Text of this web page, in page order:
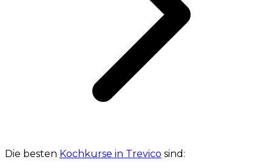
Die besten Kochkurse in Trevico sind: